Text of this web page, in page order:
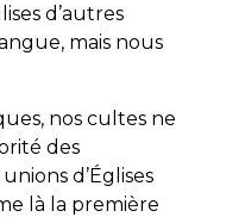
d’autres
mais nous
nos cultes ne
des
d’Églises
là la première